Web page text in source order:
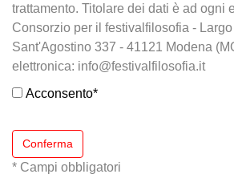
trattamento. Titolare dei dati è ad ogni
Consorzio per il festivalfilosofia -
Sant'Agostino 337 - 41121 Modena
elettronica: info@festivalfilosofia.it
Acconsento*
Conferma
* Campi obbligatori